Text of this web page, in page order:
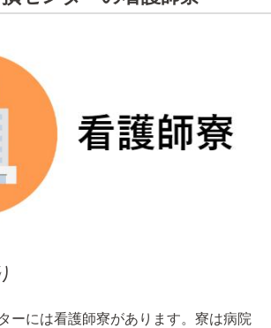
ーには看護師寮があります。寮は病院